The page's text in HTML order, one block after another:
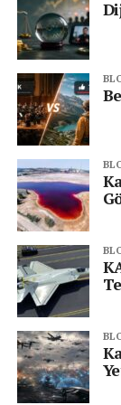
ATF
ATF’nin en
şanzımanlı
alanlarda da
Bazı